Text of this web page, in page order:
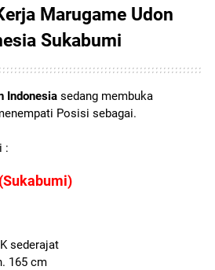
Marugame Udon
Sukabumi
Indonesia sedang membuka
Posisi sebagai.
:
sederajat
165 cm